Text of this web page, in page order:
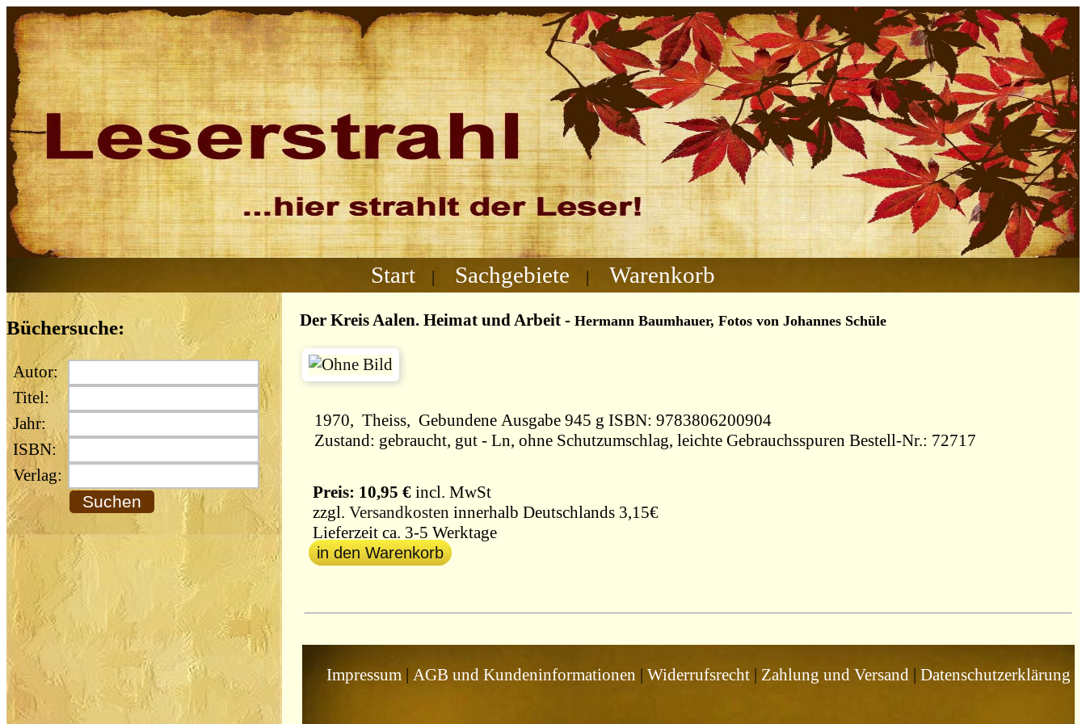
Start | Sachgebiete | Warenkorb
Büchersuche:
Autor:
Titel:
Jahr:
ISBN:
Verlag:
Der Kreis Aalen. Heimat und Arbeit- Hermann Baumhauer, Fotos von Johannes Schüle
1970, Theiss, Gebundene Ausgabe 945 g ISBN: 9783806200904
Zustand: gebraucht, gut - Ln, ohne Schutzumschlag, leichte Gebrauchsspuren Bestell-Nr.: 72717
Preis: 10,95 €incl. MwSt
zzgl. Versandkosten innerhalb Deutschlands 3,15€
Lieferzeit ca. 3-5 Werktage
in den Warenkorb
Impressum| AGB und Kundeninformationen | Widerrufsrecht| Zahlung und Versand| Datenschutzerklärung